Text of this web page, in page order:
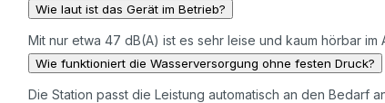
Wie laut ist das Gerät im Betrieb?
Mit nur etwa 47 dB(A) ist es sehr leise und kaum hörbar im
Wie funktioniert die Wasserversorgung ohne festen Druck?
Die Station passt die Leistung automatisch an den Bedarf